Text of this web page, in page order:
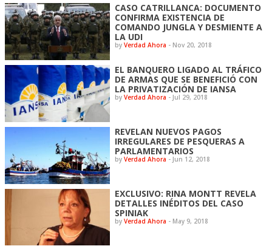
CASO CATRILLANCA: DOCUMENTO
CONFIRMA EXISTENCIA DE
COMANDO JUNGLA Y DESMIENTE A
LA UDI
byVerdad Ahora - Nov 20, 2018
EL BANQUERO LIGADO AL TRÁFICO
DE ARMAS QUE SE BENEFICIÓ CON
LA PRIVATIZACIÓN DE IANSA
byVerdad Ahora - Jul 29, 2018
REVELAN NUEVOS PAGOS
IRREGULARES DE PESQUERAS A
PARLAMENTARIOS
byVerdad Ahora - Jun 12, 2018
EXCLUSIVO: RINA MONTT REVELA
DETALLES INÉDITOS DEL CASO
SPINIAK
byVerdad Ahora - May 9, 2018